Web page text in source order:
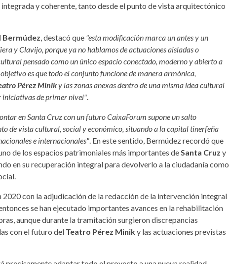
y coherente, tanto desde el punto de vista arquitectónico
Bermúdez , destacó que "esta modificación marca un antes y un
y Clavijo, porque ya no hablamos de actuaciones aisladas o
pensado como un único espacio conectado, moderno y abierto a
es que todo el conjunto funcione de manera armónica,
Pérez Miniky las zonas anexas dentro de una misma idea cultural
iniciativas de primer nivel"
en Santa Cruz con un futuro CaixaForum supone un salto
de vista cultural, social y económico, situando a la capital tinerfeña
e internacionales" . En este sentido, Bermúdez recordó que
de los espacios patrimoniales más importantes de Santa Cruz y
en su recuperación integral para devolverlo a la ciudadanía como
con la adjudicación de la redacción de la intervención integral
entonces se han ejecutado importantes avances en la rehabilitación
aunque durante la tramitación surgieron discrepancias
con el futuro del Teatro Pérez Miniky las actuaciones previstas